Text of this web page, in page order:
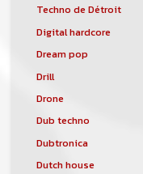
Techno de Détroit
Digital hardcore
Dream pop
Drill
Drone
Dub techno
Dubtronica
Dutch house